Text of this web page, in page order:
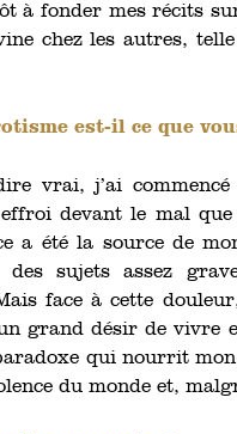
à fonder mes récits
chez les autres,
est-il ce que
vrai, j’ai commencé
devant le mal
a été la source de
sujets assez
face à cette
grand désir de vivre
qui nourrit
du monde et,